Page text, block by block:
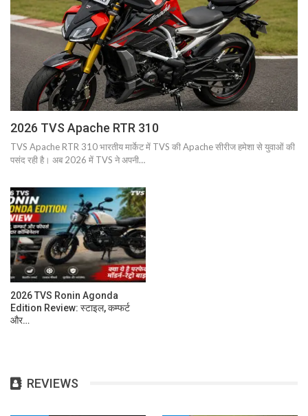
2026 TVS Apache RTR 310
TVS Apache RTR 310 भारतीय मार्केट में TVS की Apache सीरीज हमेशा से युवाओं की
पसंद रही है। अब 2026 में TVS ने अपनी…
2026 TVS Ronin Agonda
Edition Review: स्टाइल, कम्फर्ट
और…
REVIEWS